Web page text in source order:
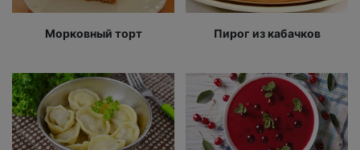
Морковный торт Пирог из кабачков